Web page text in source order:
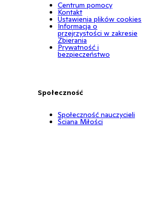
Centrum pomocy
Kontakt
Ustawienia plików cookies
Informacja o
przejrzystości w zakresie
Zbierania
Prywatność i
bezpieczeństwo
Społeczność
Społeczność nauczycieli
Ściana Miłości